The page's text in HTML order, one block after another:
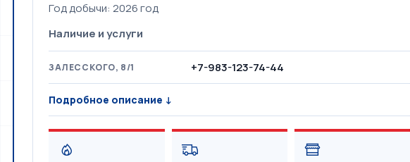
Год добычи: 2026 год
Наличие и услуги
ЗАЛЕССКОГО, 8/1 +7-983-123-74-44
Подробное описание ↓